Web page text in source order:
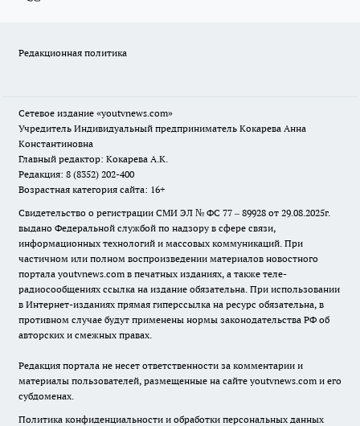
Редакционная политика
Сетевое издание «youtvnews.com»
Учредитель Индивидуальный предприниматель Кокарева Анна
Константиновна
Главный редактор: Кокарева А.К.
Редакция: 8 (8352) 202-400
Возрастная категория сайта: 16+
Свидетельство о регистрации СМИ ЭЛ № ФС 77 – 89928 от 29.08.2025г.
выдано Федеральной службой по надзору в сфере связи,
информационных технологий и массовых коммуникаций. При
частичном или полном воспроизведении материалов новостного
портала youtvnews.com в печатных изданиях, а также теле-
радиосообщениях ссылка на издание обязательна. При использовании
в Интернет-изданиях прямая гиперссылка на ресурс обязательна, в
противном случае будут применены нормы законодательства РФ об
авторских и смежных правах.
Редакция портала не несет ответственности за комментарии и
материалы пользователей, размещенные на сайте youtvnews.com и его
субдоменах.
Политика конфиденциальности и обработки персональных данных